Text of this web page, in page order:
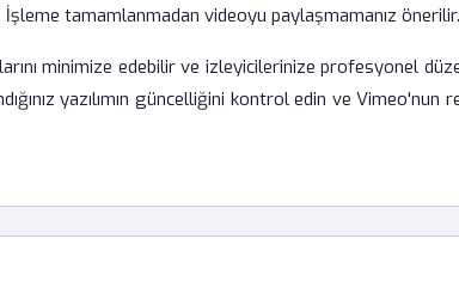
tamamlanmadan videoyu paylaşmamanız önerilir.
minimize edebilir ve izleyicilerinize profesyonel
yazılımın güncelliğini kontrol edin ve Vimeo'nun